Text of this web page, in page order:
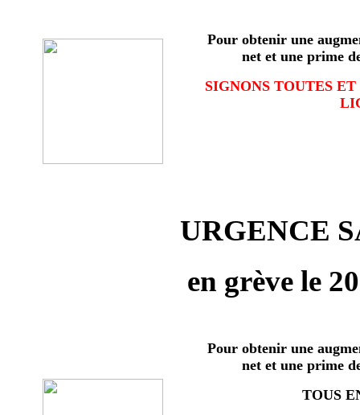
Pour obtenir une
net et une prime
SIGNONS TOUTES
URGENCE
en grève le
Pour obtenir une
net et une prime
TOUS